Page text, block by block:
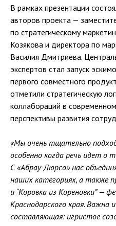
В рамках презентации
авторов проекта —
по стратегическому
Козякова и директора по
Василия Дмитриева.
экспертов стал запуск
первого совместного
отметили стратегическую
коллабораций в
перспективы развития
«Мы очень тщательно
особенно когда речь идет о
С «Абрау-Дюрсо» нас
наших категориях, а также
и “Коровка из Кореновки” —
Краснодарского края. Важна
составляющая: игристое